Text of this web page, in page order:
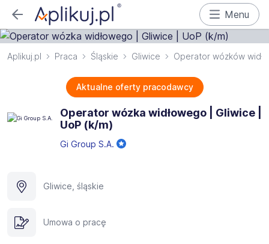
Menu
Aplikuj.pl Praca Śląskie Gliwice Operator wózków
Aktualne oferty pracodawcy
Operator wózka widłowego | Gliwice |
UoP (k/m)
Gi Group S.A.
Gliwice, śląskie
Umowa o pracę